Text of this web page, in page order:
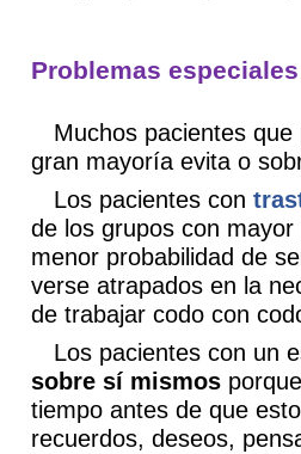
Problemas
Muchos pacientes
gran mayoría evita o
Los pacientes con
de los grupos con
menor probabilidad de
verse atrapados en la
de trabajar codo con
Los pacientes con un
sobre sí mismos
tiempo antes de que
recuerdos, deseos,